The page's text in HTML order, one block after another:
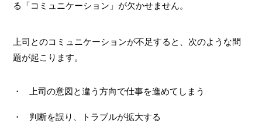
る「コミュニケーション」が欠かせません。
上司とのコミュニケーションが不足すると、次のような問
題が起こります。
上司の意図と違う方向で仕事を進めてしまう
判断を誤り、トラブルが拡大する